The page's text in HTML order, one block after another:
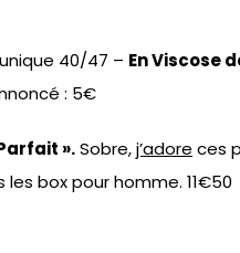
40/47 – En Viscose
: 5€
».Sobre,j’adore ces
box pour homme. 11€50